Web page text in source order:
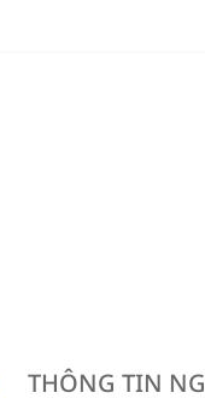
THÔNG TIN